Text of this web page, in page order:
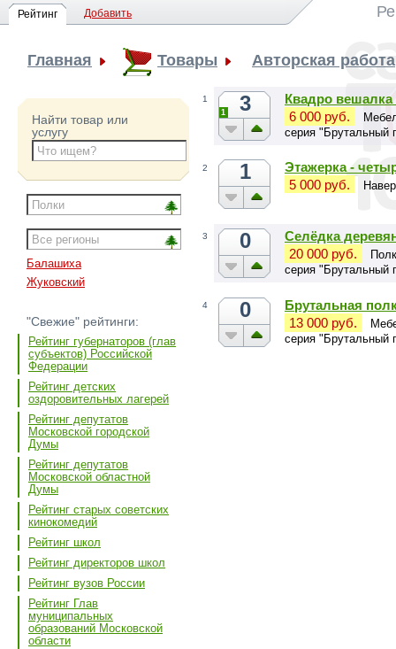
Рейтинг Добавить
Главная Товары Авторская работа
Найти товар или
услугу
Балашиха
Жуковский
"Свежие" рейтинги:
Рейтинг губернаторов (глав
субъектов) Российской
Федерации
Рейтинг детских
оздоровительных лагерей
Рейтинг депутатов
Московской городской
Думы
Рейтинг депутатов
Московской областной
Думы
Рейтинг старых советских
кинокомедий
Рейтинг школ
Рейтинг директоров школ
Рейтинг вузов России
Рейтинг Глав
муниципальных
образований Московской
области
1 3
1
Квадро вешалка
6 000 руб.
серия "Брутальный
2 1
Этажерка -
5 000 руб.
3 0
Селёдка
20 000 руб.
серия "Брутальный
4 0
Брутальная
13 000 руб.
серия "Брутальный